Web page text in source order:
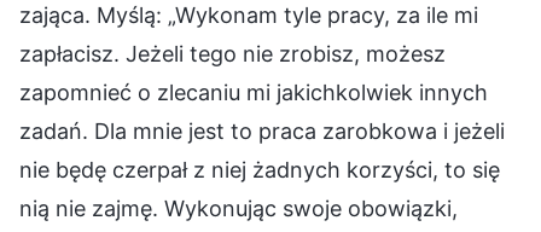
zająca. Myślą: „Wykonam tyle pracy, za ile mi
zapłacisz. Jeżeli tego nie zrobisz, możesz
zapomnieć o zlecaniu mi jakichkolwiek innych
zadań. Dla mnie jest to praca zarobkowa i jeżeli
nie będę czerpał z niej żadnych korzyści, to się
nią nie zajmę. Wykonując swoje obowiązki,